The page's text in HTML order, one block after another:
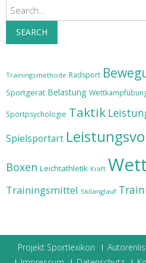
Search
SEARCH
Trainingsmethode Radsport
Sportgerät Belastung
Sportpsychologie Taktik
Spielsportart
Boxen Leichtathletik Kraft
Trainingsmittel Skilanglauf
Projekt Sportlexikon